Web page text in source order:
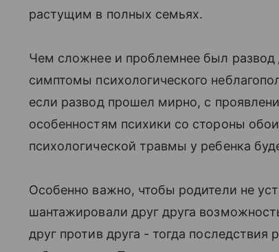
растущим в полных семьях.
Чем сложнее и проблемнее был развод
симптомы психологического
если развод прошел мирно, с
особенностям психики со стороны
психологической травмы у ребенка
Особенно важно, чтобы родители не
шантажировали друг друга
друг против друга - тогда последствия